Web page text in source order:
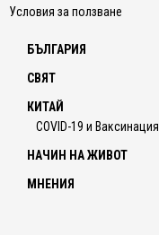
Условия за ползване
БЪЛГАРИЯ
СВЯТ
КИТАЙ
COVID-19 и Ваксинация
НАЧИН НА ЖИВОТ
МНЕНИЯ